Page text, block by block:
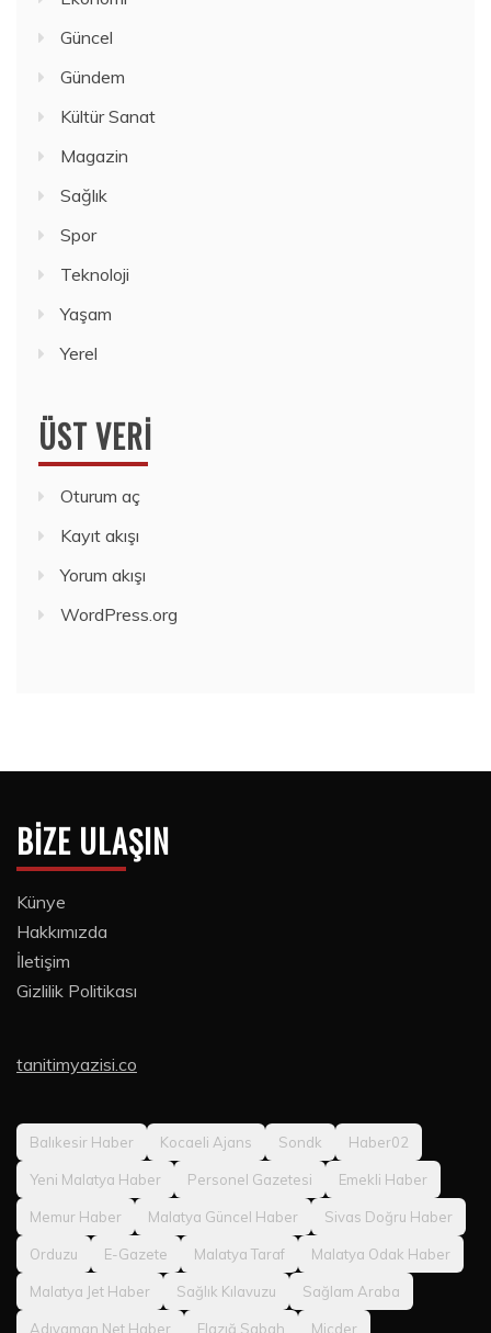
Güncel
Gündem
Kültür Sanat
Magazin
Sağlık
Spor
Teknoloji
Yaşam
Yerel
ÜST VERI
Oturum aç
Kayıt akışı
Yorum akışı
WordPress.org
BIZE ULAŞIN
Künye
Hakkımızda
İletişim
Gizlilik Politikası
tanitimyazisi.co
Balıkesir Haber Kocaeli Ajans Sondk Haber02
Yeni Malatya Haber Personel Gazetesi Emekli Haber
Memur Haber Malatya Güncel Haber Sivas Doğru Haber
Orduzu E-Gazete Malatya Taraf Malatya Odak Haber
Malatya Jet Haber Sağlık Kılavuzu Sağlam Araba
Adıyaman Net Haber Elazığ Sabah Micder